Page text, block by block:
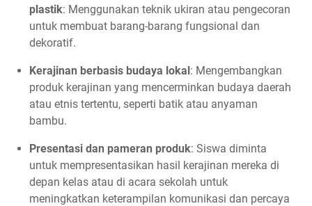
plastik: Menggunakan teknik ukiran atau pengecoran
untuk membuat barang-barang fungsional dan
dekoratif.
Kerajinan berbasis budaya lokal: Mengembangkan
produk kerajinan yang mencerminkan budaya daerah
atau etnis tertentu, seperti batik atau anyaman
bambu.
Presentasi dan pameran produk: Siswa diminta
untuk mempresentasikan hasil kerajinan mereka di
depan kelas atau di acara sekolah untuk
meningkatkan keterampilan komunikasi dan percaya